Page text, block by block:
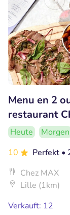
Menu en 2
restaurant
Heute Morgen
10
Perfekt •
Chez MAX
Lille (1km)
Verkauft: 12